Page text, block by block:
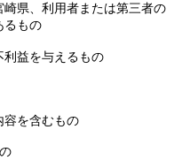
県、利用者または第三者の
るもの
利益を与えるもの
容を含むもの